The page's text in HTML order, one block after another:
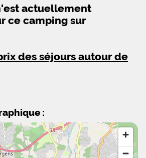
actuellement
ce camping sur
des séjours autour de
: